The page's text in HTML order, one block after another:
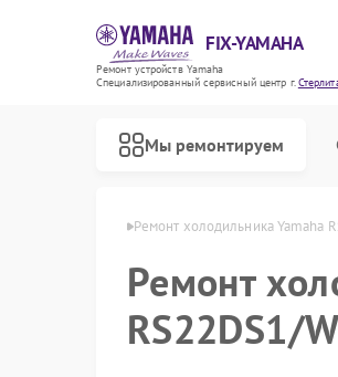
FIX-YAMAHA
Ремонт устройств Yamaha
Специализированный cервисный центр г.
Мы ремонтируем
Ремонт холодильника Yamaha
Ремонт
RS22DS1/